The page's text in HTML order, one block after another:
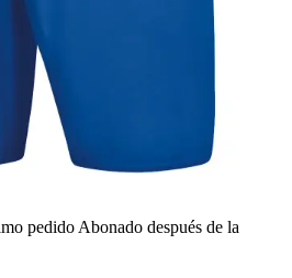
pedido Abonado después de la